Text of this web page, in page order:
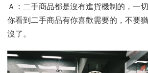
Ａ：二手商品都是沒有進貨機制的，一
你看到二手商品有你喜歡需要的，不要
沒了。